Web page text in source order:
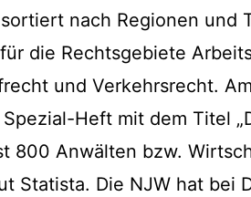
nach Regionen und
die Rechtsgebiete
und Verkehrsrecht.
Heft mit dem Titel
800 Anwälten bzw.
Statista. Die NJW hat bei